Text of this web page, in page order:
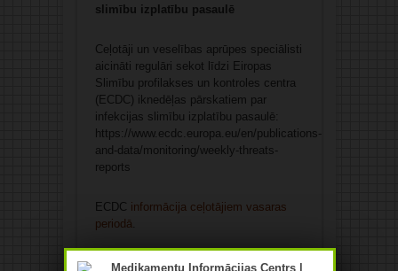
slimību izplatību pasaulē
Ceļotāji un veselības aprūpes speciālisti
aicināti regulāri sekot līdzi Eiropas
Slimību profilakses un kontroles centra
(ECDC) iknedēļas pārskatiem par
infekcijas slimību izplatību pasaulē:
https://www.ecdc.europa.eu/en/publications-
and-data/monitoring/weekly-threats-
reports
ECDC informācija ceļotājiem vasaras
periodā
Avots: LETA